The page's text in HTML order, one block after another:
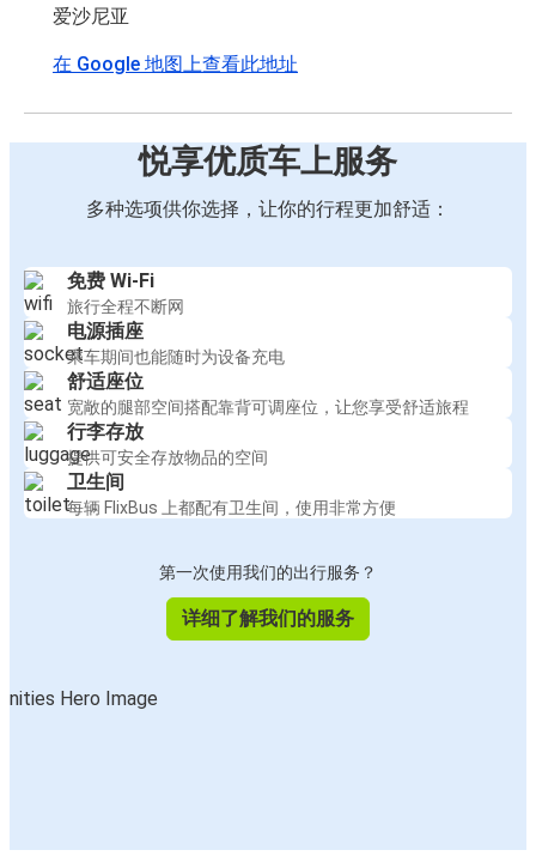
爱沙尼亚
在 Google 地图上查看此地址
悦享优质车上服务
多种选项供你选择，让你的行程更加舒适：
免费 Wi-Fi
旅行全程不断网
电源插座
乘车期间也能随时为设备充电
舒适座位
宽敞的腿部空间搭配靠背可调座位，让您享受舒适旅程
行李存放
提供可安全存放物品的空间
卫生间
每辆 FlixBus 上都配有卫生间，使用非常方便
第一次使用我们的出行服务？
详细了解我们的服务